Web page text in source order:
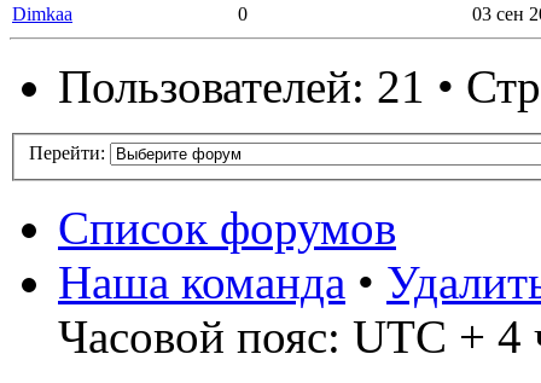
Dimkaa
0 03 сен
Пользователей: 21 •
Перейти:
Список форумов
Наша команда •
Часовой пояс: UTC + 4